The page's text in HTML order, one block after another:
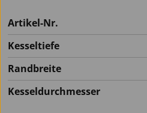
Artikel-Nr.
Kesseltiefe
Randbreite
Kesseldurchmesser